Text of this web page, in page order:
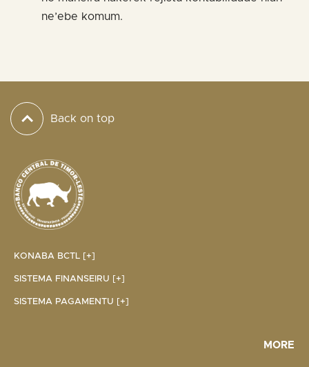
ne’ebe komum.
Back on top
KONABA BCTL [+]
SISTEMA FINANSEIRU [+]
SISTEMA PAGAMENTU [+]
MORE